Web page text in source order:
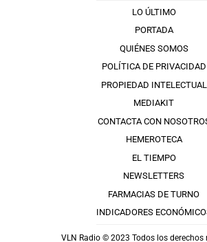
LO ÚLTIMO
PORTADA
QUIÉNES SOMOS
POLÍTICA DE PRIVACIDAD
PROPIEDAD INTELECTUAL
MEDIAKIT
CONTACTA CON
HEMEROTECA
EL TIEMPO
NEWSLETTERS
FARMACIAS DE TURNO
INDICADORES
VLN Radio © 2023 Todos los derechos